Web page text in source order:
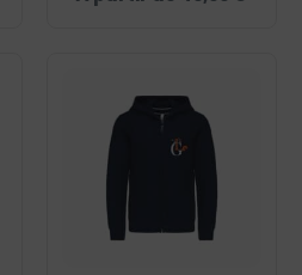
GRENADIÈRE - NAVY -